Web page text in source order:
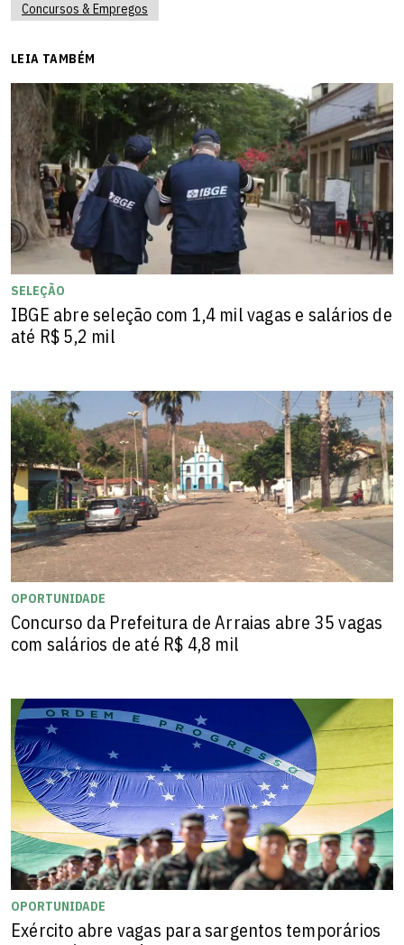
Concursos & Empregos
LEIA TAMBÉM
SELEÇÃO
IBGE abre seleção com 1,4 mil vagas e salários de
até R$ 5,2 mil
OPORTUNIDADE
Concurso da Prefeitura de Arraias abre 35 vagas
com salários de até R$ 4,8 mil
OPORTUNIDADE
Exército abre vagas para sargentos temporários